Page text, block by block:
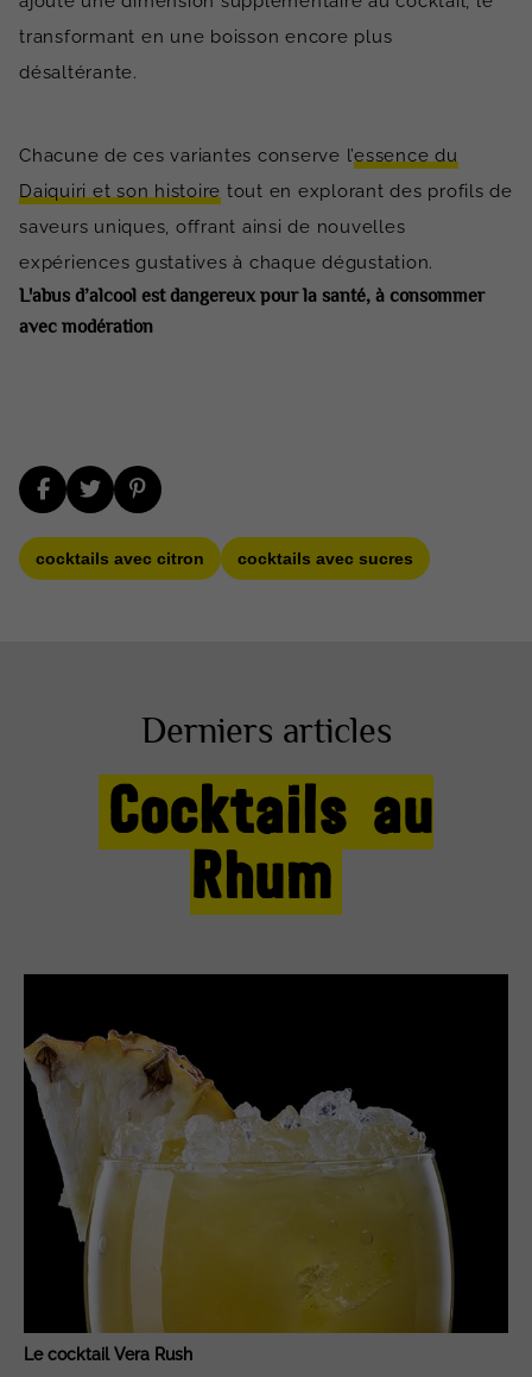
transformant en une boisson encore plus
désaltérante.
Chacune de ces variantes conserve l’essence du
Daiquiri et son histoire tout en explorant des profils de
saveurs uniques, offrant ainsi de nouvelles
expériences gustatives à chaque dégustation.
L'abus d’alcool est dangereux pour la santé, à consommer
avec modération
cocktails avec citron cocktails avec sucres
Derniers articles
Cocktails au
Rhum
Le cocktail Vera Rush